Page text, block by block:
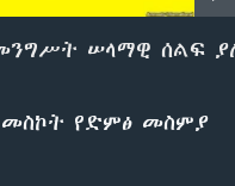
ሠላማዊ ሰልፍ
የድምፅ መስምያ